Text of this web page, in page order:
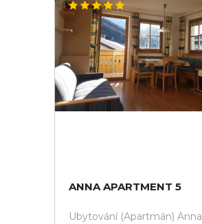
ANNA APARTMENT 5
Ubytování (Apartmán) Anna